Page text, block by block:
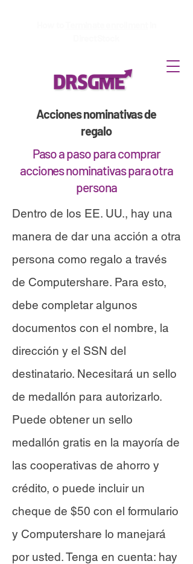
Acciones nominativas de
regalo
Paso a paso para comprar
acciones nominativas para otra
persona
Dentro de los EE. UU., hay una
manera de dar una acción a otra
persona como regalo a través
de Computershare. Para esto,
debe completar algunos
documentos con el nombre, la
dirección y el SSN del
destinatario. Necesitará un sello
de medallón para autorizarlo.
Puede obtener un sello
medallón gratis en la mayoría de
las cooperativas de ahorro y
crédito, o puede incluir un
cheque de $50 con el formulario
y Computershare lo manejará
por usted. Tenga en cuenta: hay